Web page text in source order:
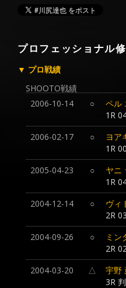
プロフェッショナル
▼ プロ戦績
SHOOTO戦績
2006-10-14
○
ペル
1R
2006-02-17
○
ヨア
1R
2005-04-23
○
ヤニ
1R
2004-12-14
○
ヴィ
2R
2004-09-26
○
ミン
2R
2004-03-20
△
宇野
3R